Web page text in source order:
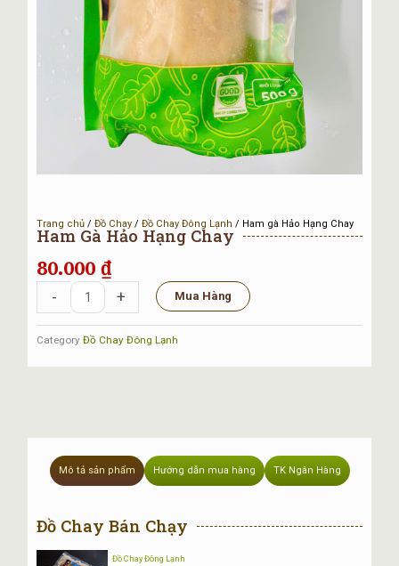
Trang chủ /Đồ Chay /Đồ Chay Đông Lạnh / Ham gà Hảo Hạng Chay
Ham Gà Hảo Hạng Chay
80.000₫
-
Hảo
Hạng
Chay
+ Mua Hàng
Category Đồ Chay Đông Lạnh
Đồ Chay Bán Chạy
Đồ Chay Đông Lạnh
Mô tả sản phẩm Hướng dẫn mua hàng TK Ngân Hàng